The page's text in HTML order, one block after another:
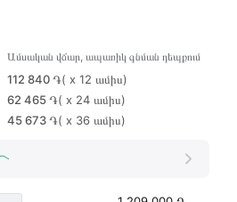
Ամսական վճար, ապառիկ գնման դեպքում
112 840 ֏( x 12 ամիս)
62 465 ֏( x 24 ամիս)
45 673 ֏( x 36 ամիս)